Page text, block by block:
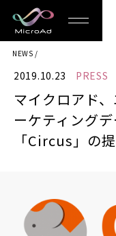
MicroAd
-
the
Future
NEWS
2019.10.23 PRESS
マイクロアド
ーケティング
「Circus」の